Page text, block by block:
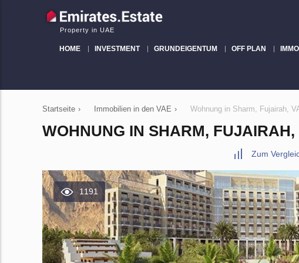
Property in UAE
HOME INVESTMENT GRUNDEIGENTUM OFF PLAN
Startseite › Immobilien in den VAE › Wohnung in Sharm, Fujairah,
WOHNUNG IN SHARM,
Zum
1191